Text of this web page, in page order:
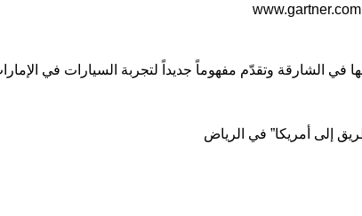
www.gartner.com